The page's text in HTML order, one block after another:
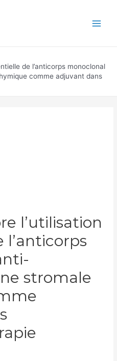
de l’anticorps monoclonal
comme adjuvant dans
l’utilisation
l’anticorps
stromale